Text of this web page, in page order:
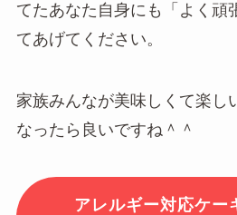
てたあなた自身にも「よく頑
てあげてください。
家族みんなが美味しくて楽し
なったら良いですね＾＾
アレルギー対応ケー